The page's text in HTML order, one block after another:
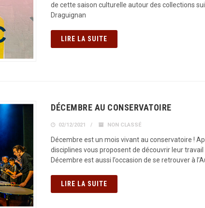
de cette saison culturelle autour des collections
Draguignan
LIRE LA SUITE
DÉCEMBRE AU CONSERVATOIRE
02/12/2021 NON CLASSÉ
Décembre est un mois vivant au conservatoire !
disciplines vous proposent de découvrir leur
Décembre est aussi l’occasion de se retrouver à
LIRE LA SUITE